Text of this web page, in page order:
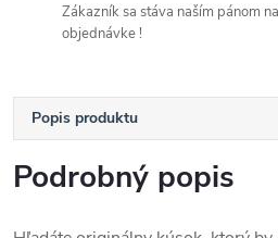
Zákazník sa stáva naším pánom
objednávke !
Popis produktu
Podrobný popis